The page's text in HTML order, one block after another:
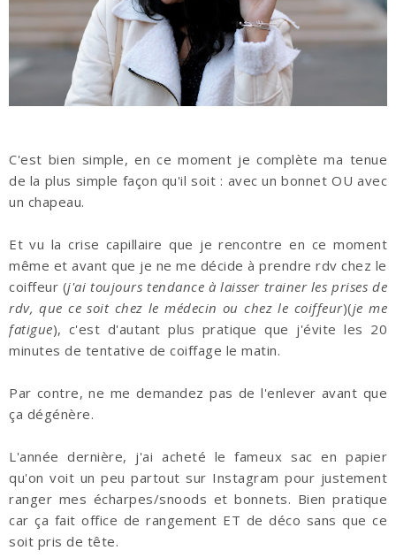
C'est bien simple, en ce moment je complète ma tenue
de la plus simple façon qu'il soit : avec un bonnet OU avec
un chapeau.
Et vu la crise capillaire que je rencontre en ce moment
même et avant que je ne me décide à prendre rdv chez le
coiffeur (j'ai toujours tendance à laisser trainer les prises de
rdv, que ce soit chez le médecin ou chez le coiffeur)(je me
fatigue), c'est d'autant plus pratique que j'évite les 20
minutes de tentative de coiffage le matin.
Par contre, ne me demandez pas de l'enlever avant que
ça dégénère.
L'année dernière, j'ai acheté le fameux sac en papier
qu'on voit un peu partout sur Instagram pour justement
ranger mes écharpes/snoods et bonnets. Bien pratique
car ça fait office de rangement ET de déco sans que ce
soit pris de tête.